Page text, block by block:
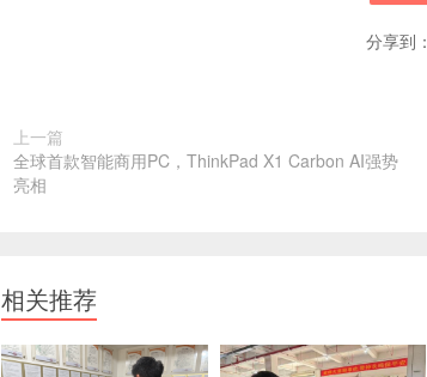
分享到：
上一篇
全球首款智能商用PC，ThinkPad X1 Carbon AI强势
亮相
相关推荐